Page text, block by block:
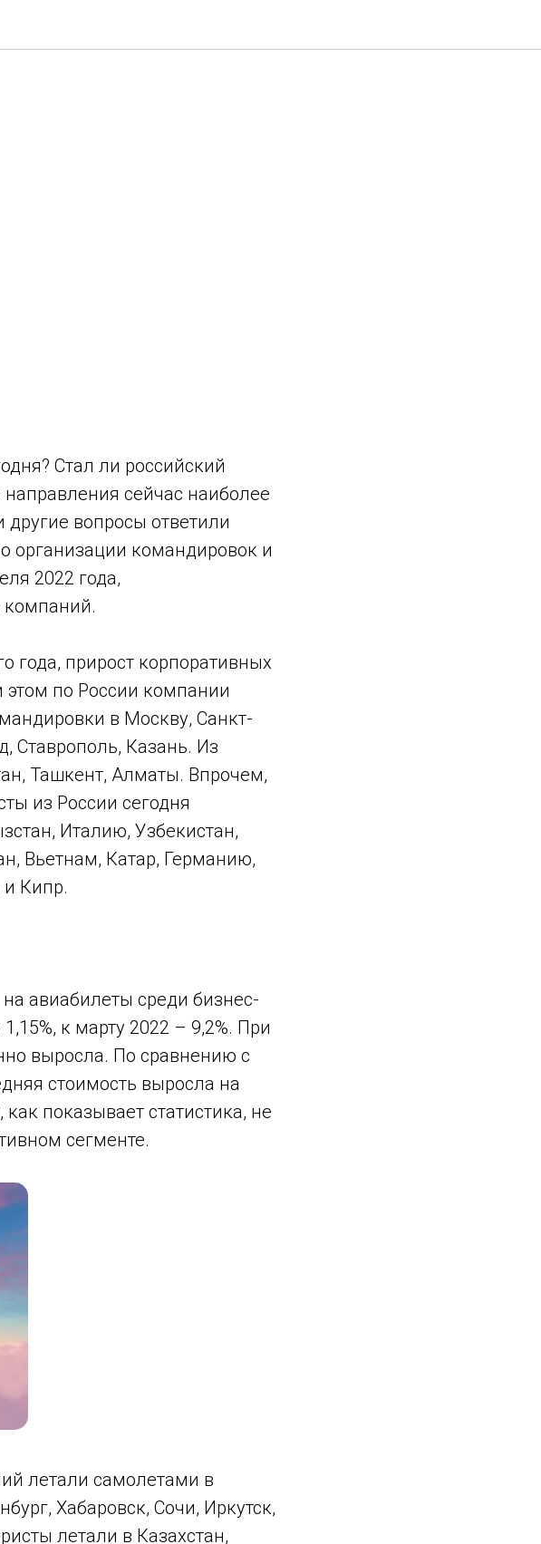
Стал ли российский
сейчас наиболее
другие вопросы ответили
организации командировок и
2022 года,
компаний.
года, прирост корпоративных
этом по России компании
в Москву, Санкт-
Ставрополь, Казань. Из
Ташкент, Алматы. Впрочем,
из России сегодня
Италию, Узбекистан,
Вьетнам, Катар, Германию,
Кипр.
авиабилеты среди бизнес-
к марту 2022 – 9,2%. При
выросла. По сравнению с
стоимость выросла на
показывает статистика, не
сегменте.
летали самолетами в
Хабаровск, Сочи, Иркутск,
летали в Казахстан,